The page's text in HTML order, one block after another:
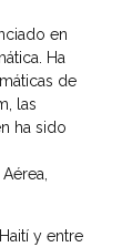
en
Ha
de
las
ha sido
y entre